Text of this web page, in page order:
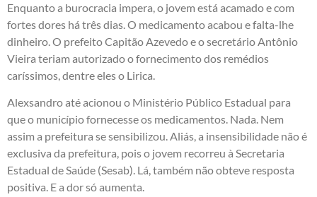
Enquanto a burocracia impera, o jovem está acamado e com
fortes dores há três dias. O medicamento acabou e falta-lhe
dinheiro. O prefeito Capitão Azevedo e o secretário Antônio
Vieira teriam autorizado o fornecimento dos remédios
caríssimos, dentre eles o Lirica.
Alexsandro até acionou o Ministério Público Estadual para
que o município fornecesse os medicamentos. Nada. Nem
assim a prefeitura se sensibilizou. Aliás, a insensibilidade não é
exclusiva da prefeitura, pois o jovem recorreu à Secretaria
Estadual de Saúde (Sesab). Lá, também não obteve resposta
positiva. E a dor só aumenta.